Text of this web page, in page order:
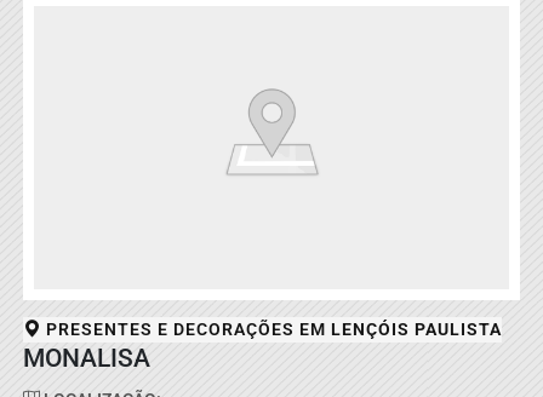
PRESENTES E DECORAÇÕES EM LENÇÓIS PAULISTA
MONALISA